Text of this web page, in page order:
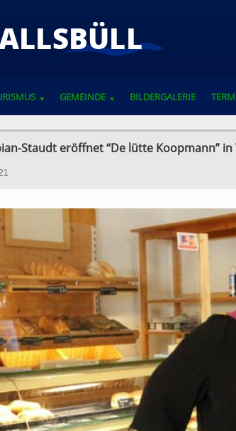
GEMEINDE BILDERGALERIE
Staudt eröffnet “De lütte Koopmann” in